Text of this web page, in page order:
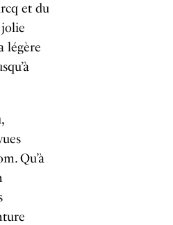
et du
jolie
légère
Qu’à